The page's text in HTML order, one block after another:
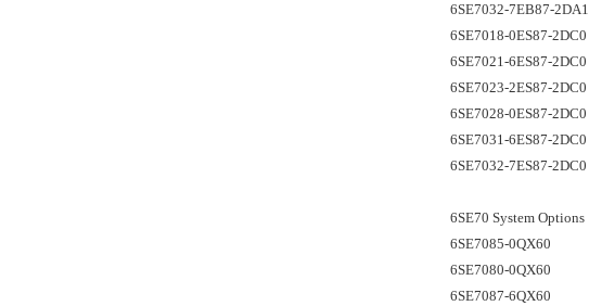
6SE7032-7EB87-2DA1
6SE7018-0ES87-2DC0
6SE7021-6ES87-2DC0
6SE7023-2ES87-2DC0
6SE7028-0ES87-2DC0
6SE7031-6ES87-2DC0
6SE7032-7ES87-2DC0
6SE70 System Options
6SE7085-0QX60
6SE7080-0QX60
6SE7087-6QX60